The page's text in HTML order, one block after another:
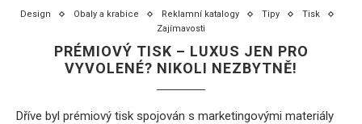
Design Obaly a krabice Reklamní katalogy Tipy
Tisk
Zajímavosti
PRÉMIOVÝ TISK – LUXUS JEN PRO
VYVOLENÉ? NIKOLI NEZBYTNĚ!
Dříve byl prémiový tisk spojován s marketingovými materiály